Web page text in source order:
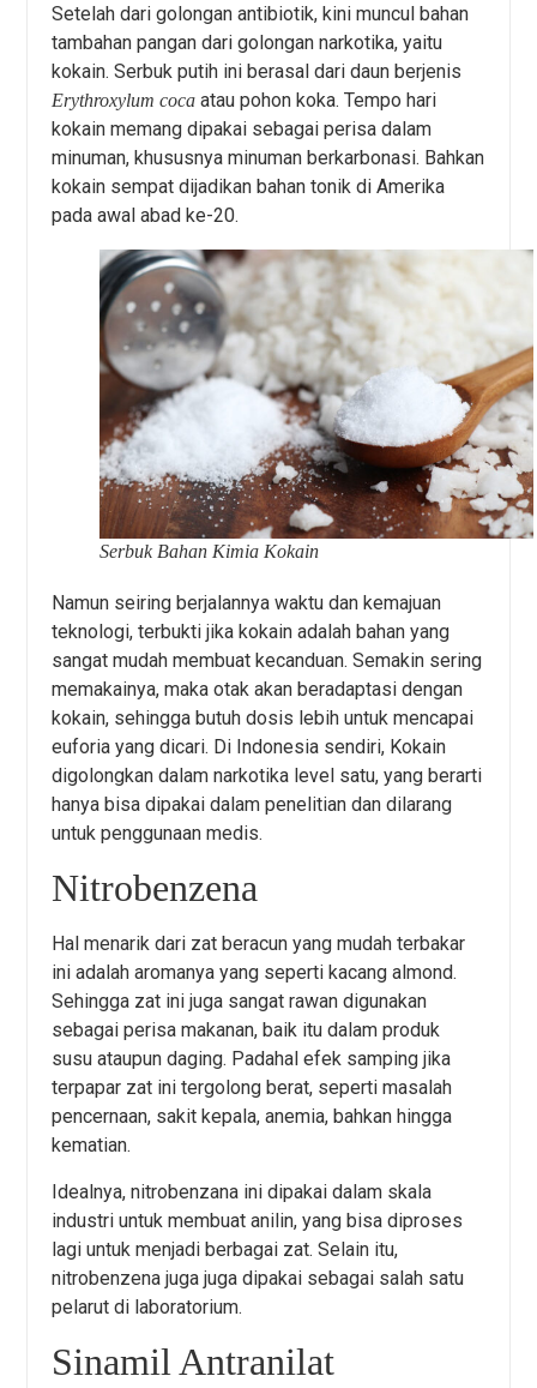
Setelah dari golongan antibiotik, kini muncul bahan
tambahan pangan dari golongan narkotika, yaitu
kokain. Serbuk putih ini berasal dari daun berjenis
Erythroxylum cocaatau pohon koka. Tempo hari
kokain memang dipakai sebagai perisa dalam
minuman, khususnya minuman berkarbonasi. Bahkan
kokain sempat dijadikan bahan tonik di Amerika
pada awal abad ke-20.
Serbuk Bahan Kimia Kokain
Namun seiring berjalannya waktu dan kemajuan
teknologi, terbukti jika kokain adalah bahan yang
sangat mudah membuat kecanduan. Semakin sering
memakainya, maka otak akan beradaptasi dengan
kokain, sehingga butuh dosis lebih untuk mencapai
euforia yang dicari. Di Indonesia sendiri, Kokain
digolongkan dalam narkotika level satu, yang berarti
hanya bisa dipakai dalam penelitian dan dilarang
untuk penggunaan medis.
Nitrobenzena
Hal menarik dari zat beracun yang mudah terbakar
ini adalah aromanya yang seperti kacang almond.
Sehingga zat ini juga sangat rawan digunakan
sebagai perisa makanan, baik itu dalam produk
susu ataupun daging. Padahal efek samping jika
terpapar zat ini tergolong berat, seperti masalah
pencernaan, sakit kepala, anemia, bahkan hingga
kematian.
Idealnya, nitrobenzana ini dipakai dalam skala
industri untuk membuat anilin, yang bisa diproses
lagi untuk menjadi berbagai zat. Selain itu,
nitrobenzena juga juga dipakai sebagai salah satu
pelarut di laboratorium.
Sinamil Antranilat